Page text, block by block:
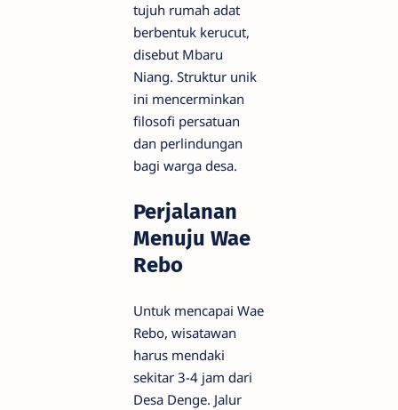
tujuh rumah adat
berbentuk kerucut,
disebut Mbaru
Niang. Struktur unik
ini mencerminkan
filosofi persatuan
dan perlindungan
bagi warga desa.
Perjalanan
Menuju Wae
Rebo
Untuk mencapai Wae
Rebo, wisatawan
harus mendaki
sekitar 3-4 jam dari
Desa Denge. Jalur